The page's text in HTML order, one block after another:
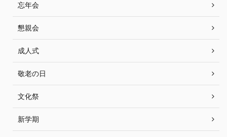
忘年会
懇親会
成人式
敬老の日
文化祭
新学期